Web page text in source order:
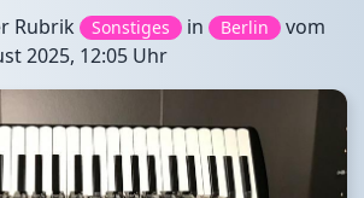
Rubrik Sonstiges in Berlin
vom
2025, 12:05 Uhr